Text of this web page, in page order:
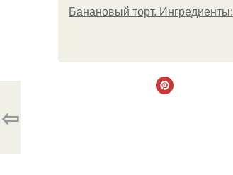
Банановый торт. Ингредиенты:
⇦